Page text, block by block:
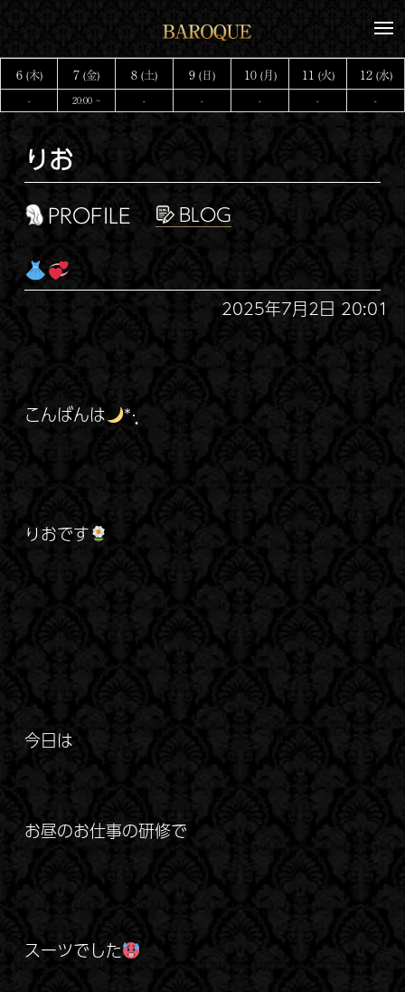
テ
ン
ツ
メ
ュ
ー
6 (木) 7 (金) 8 (土) 9 (日) 10 (月) 11 (火) 12 (水)
- 20:00 ~ - - - - -
りお
PROFILE
2025年7月2日 20:01
こんばんは *·̩͙
りおです
今日は
お昼のお仕事の研修で
スーツでした